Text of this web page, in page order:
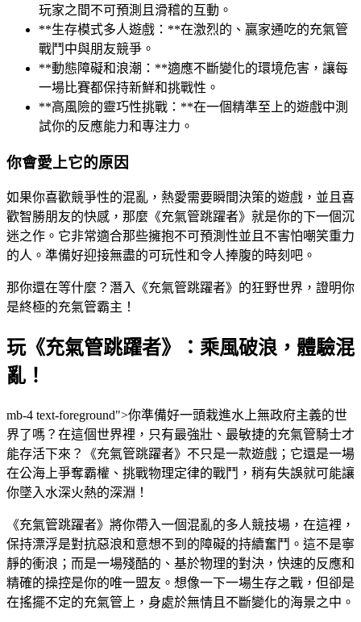
玩家之間不可預測且滑稽的互動。
**生存模式多人遊戲：**在激烈的、贏家通吃的充氣管
戰鬥中與朋友競爭。
**動態障礙和浪潮：**適應不斷變化的環境危害，讓每
一場比賽都保持新鮮和挑戰性。
**高風險的靈巧性挑戰：**在一個精準至上的遊戲中測
試你的反應能力和專注力。
你會愛上它的原因
如果你喜歡競爭性的混亂，熱愛需要瞬間決策的遊戲，並且喜
歡智勝朋友的快感，那麼《充氣管跳躍者》就是你的下一個沉
迷之作。它非常適合那些擁抱不可預測性並且不害怕嘲笑重力
的人。準備好迎接無盡的可玩性和令人捧腹的時刻吧。
那你還在等什麼？潛入《充氣管跳躍者》的狂野世界，證明你
是終極的充氣管霸主！
玩《充氣管跳躍者》：乘風破浪，體驗混
亂！
mb-4 text-foreground">你準備好一頭栽進水上無政府主義的世
界了嗎？在這個世界裡，只有最強壯、最敏捷的充氣管騎士才
能存活下來？《充氣管跳躍者》不只是一款遊戲；它還是一場
在公海上爭奪霸權、挑戰物理定律的戰鬥，稍有失誤就可能讓
你墜入水深火熱的深淵！
《充氣管跳躍者》將你帶入一個混亂的多人競技場，在這裡，
保持漂浮是對抗惡浪和意想不到的障礙的持續奮鬥。這不是寧
靜的衝浪；而是一場殘酷的、基於物理的對決，快速的反應和
精確的操控是你的唯一盟友。想像一下一場生存之戰，但卻是
在搖擺不定的充氣管上，身處於無情且不斷變化的海景之中。